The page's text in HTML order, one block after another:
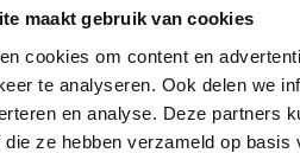
maakt gebruik van cookies
cookies om content en
te analyseren. Ook delen we
en analyse. Deze partners
ze hebben verzameld op
en praktische
mantelzorger. Door deze
even rust te nemen,
te slapen.